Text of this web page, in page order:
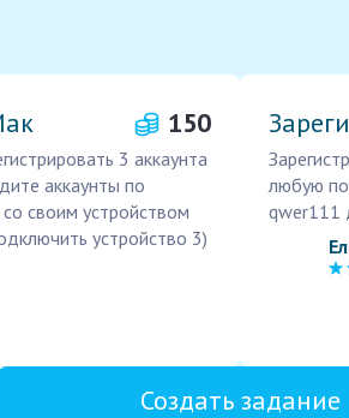
150
3 аккаунта
аккаунты по
своим устройством
устройство 3)
любую
qwer111
Создать задание